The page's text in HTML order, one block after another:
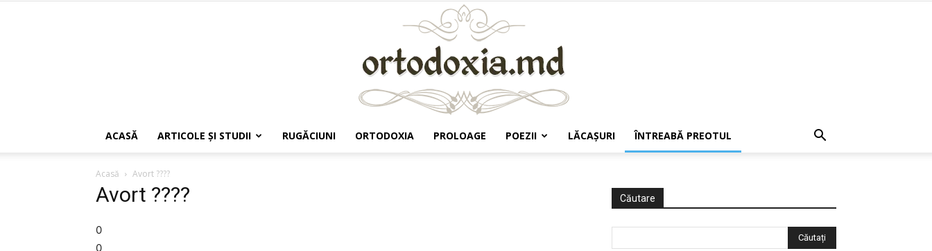
ACASĂ ARTICOLE ŞI STUDII RUGĂCIUNI ORTODOXIA PROLOAGE POEZII LĂCAŞURI ÎNTREABĂ PREOTUL
Acasă Avort ????
Avort ????
0
0
Căutare